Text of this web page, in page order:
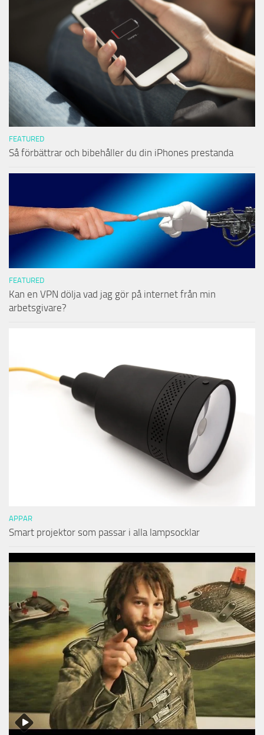
FEATURED
Så förbättrar och bibehåller du din iPhones prestanda
FEATURED
Kan en VPN dölja vad jag gör på internet från min
arbetsgivare?
APPAR
Smart projektor som passar i alla lampsocklar